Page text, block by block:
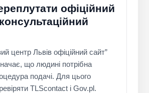
офіційний
центр Львів офіційний сайт”
що людині потрібна
подачі. Для цього
TLScontact і Gov.pl.